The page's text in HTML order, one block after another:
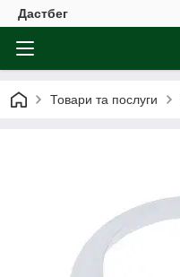
Дастбег
Товари та послуги